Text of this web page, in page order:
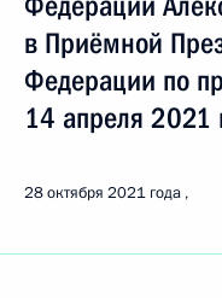
в Приёмной
Федерации по
14 апреля 2021
28 октября 2021 года